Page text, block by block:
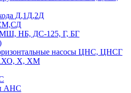
Д,1Д,2Д
НБ, ДС-125, Г, БГ
насосы ЦНС, ЦНСГ
Х, ХМ
АНС